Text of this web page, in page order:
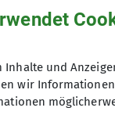
Inhalte und
wir